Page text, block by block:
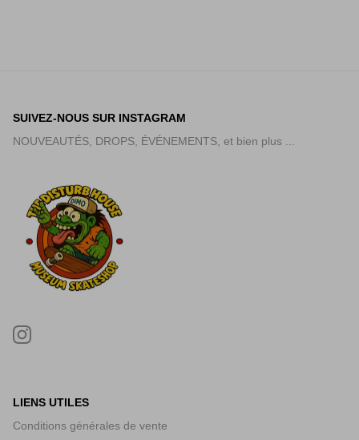
SUIVEZ-NOUS SUR INSTAGRAM
NOUVEAUTÉS, DROPS, ÉVÉNEMENTS, et bien plus ...
LIENS UTILES
Conditions générales de vente